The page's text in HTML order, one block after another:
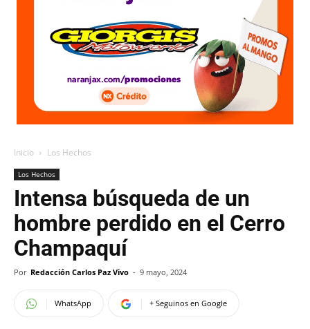
Inicio Los Hechos
Los Hechos
Intensa búsqueda de un
hombre perdido en el Cerro
Champaquí
Por Redacción Carlos Paz Vivo - 9 mayo, 2024
WhatsApp + Seguinos en Google